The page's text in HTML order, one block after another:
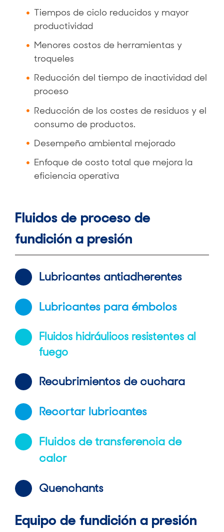
Tiempos de ciclo reducidos y mayor
productividad
Menores costos de herramientas y
troqueles
Reducción del tiempo de inactividad del
proceso
Reducción de los costes de residuos y el
consumo de productos.
Desempeño ambiental mejorado
Enfoque de costo total que mejora la
eficiencia operativa
Fluidos de proceso de
fundición a presión
Lubricantes antiadherentes
Lubricantes para émbolos
Fluidos hidráulicos resistentes al
fuego
Recubrimientos de cuchara
Recortar lubricantes
Fluidos de transferencia de
calor
Quenchants
Equipo de fundición a presión